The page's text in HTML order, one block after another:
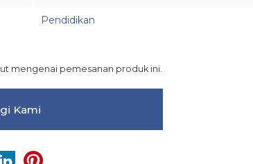
Pendidikan
mengenai pemesanan produk ini.
Kami